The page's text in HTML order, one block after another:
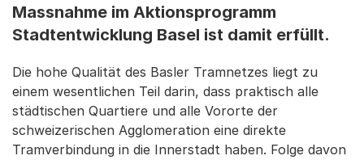
Massnahme im Aktionsprogramm
Stadtentwicklung Basel ist damit erfüllt.
Die hohe Qualität des Basler Tramnetzes liegt zu
einem wesentlichen Teil darin, dass praktisch alle
städtischen Quartiere und alle Vororte der
schweizerischen Agglomeration eine direkte
Tramverbindung in die Innerstadt haben. Folge davon